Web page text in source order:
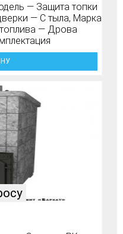
— Защита топки
— С тыла, Марка
— Дрова